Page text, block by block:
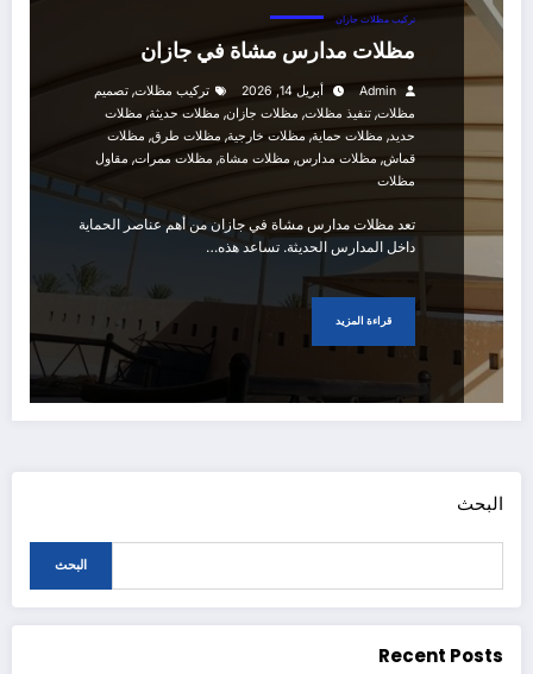
تركيب مظلات جازان
مظلات مدارس مشاة في جازان
Admin أبريل 14, 2026 تركيب مظلات, تصميم
مظلات, تنفيذ مظلات, مظلات جازان, مظلات حديثة, مظلات
حديد, مظلات حماية, مظلات خارجية, مظلات طرق, مظلات
قماش, مظلات مدارس, مظلات مشاة, مظلات ممرات, مقاول
مظلات
تعد مظلات مدارس مشاة في جازان من أهم عناصر الحماية
داخل المدارس الحديثة. تساعد هذه…
قراءة المزيد
البحث
البحث
Recent Posts